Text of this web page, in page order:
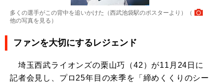
多くの選手がこの背中を追いかけた（西武池袋駅のポスターより）（
他の写真を見る ）
ファンを大切にするレジェンド
埼玉西武ライオンズの栗山巧（42）が11月24日に
記者会見し、プロ25年目の来季を「締めくくりのシー